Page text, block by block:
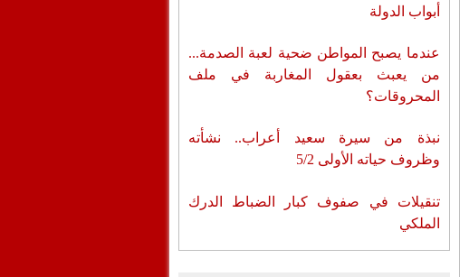
أبواب الدولة
عندما يصبح المواطن ضحية لعبة الصدمة...
من يعبث بعقول المغاربة في ملف
المحروقات؟
نبذة من سيرة سعيد أعراب.. نشأته
وظروف حياته الأولى 5/2
تنقيلات في صفوف كبار الضباط الدرك
الملكي